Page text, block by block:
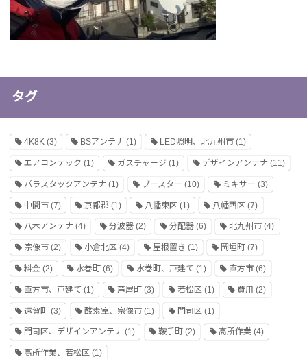
タグ
4K8K (3) BSアンテナ(1) LED照明、北九州市(1)
エアコンテック (1) ガスチャージ (1) デザインアンテナ(11)
パラスタックアンテナ (1) ブースター (10) ミキサー (3)
中間市 (7) 京都郡 (1) 八幡東区 (1) 八幡西区 (7)
八木アンテナ (4) 分波器(2) 分配器(6) 北九州市 (4)
宗像市 (2) 小倉北区(4) 屋根置き (1) 岡垣町 (7)
料金 (2) 水巻町(6) 水巻町、戸建て (1) 直方市 (6)
直方市、戸建て (1) 芦屋町(3) 若松区 (1) 費用 (2)
遠賀町 (3) 酸素室、宗像市(1) 門司区 (1)
門司区、デザインアンテナ (1) 鞍手町(2) 高所作業(4)
高所作業、若松区 (1)